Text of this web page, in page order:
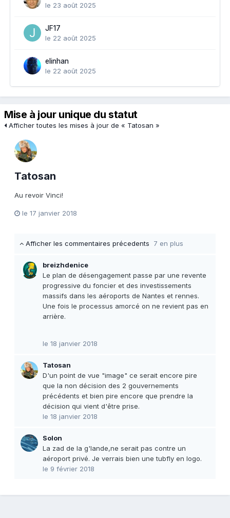
le 23 août 2025
JF17
le 22 août 2025
elinhan
le 22 août 2025
Mise à jour unique du statut
Afficher toutes les mises à jour de « Tatosan »
Tatosan
Au revoir Vinci!
le 17 janvier 2018
Afficher les commentaires précedents 7 en plus
breizhdenice
Le plan de désengagement passe par une revente
progressive du foncier et des investissements
massifs dans les aéroports de Nantes et rennes.
Une fois le processus amorcé on ne revient pas en
arrière.
le 18 janvier 2018
Tatosan
D'un point de vue "image" ce serait encore pire
que la non décision des 2 gouvernements
précédents et bien pire encore que prendre la
décision qui vient d'être prise.
le 18 janvier 2018
Solon
La zad de la g'lande,ne serait pas contre un
aéroport privé. Je verrais bien une tubfly en logo.
le 9 février 2018